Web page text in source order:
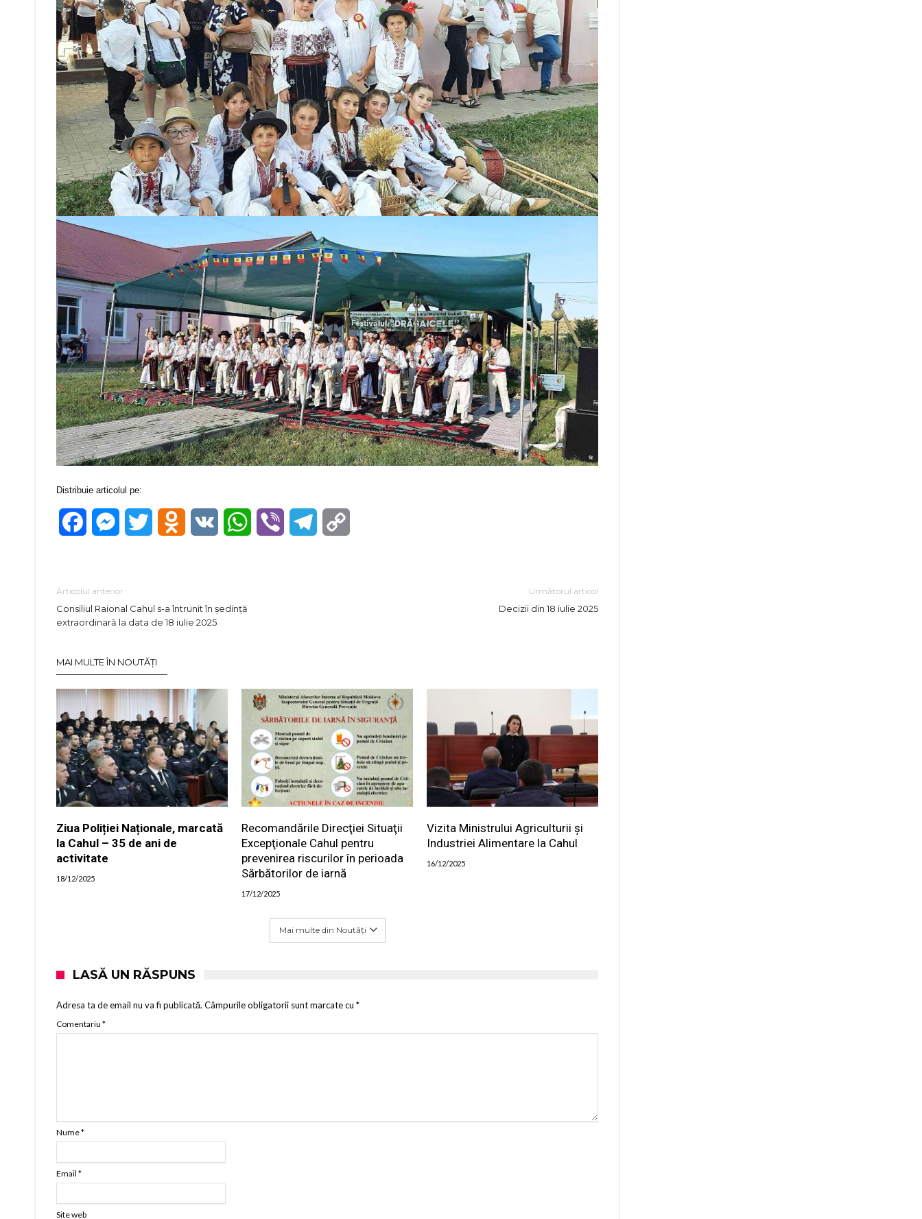
Distribuie articolul pe:
FacebookMessenger
Twitter Odnoklassniki
VK WhatsApp
Viber Telegram
Articolul anterior
Consiliul Raional Cahul s-a întrunit în ședință
extraordinară la data de 18 iulie 2025
Următorul articol
Decizii din 18 iulie 2025
MAI MULTE ÎN NOUTĂȚI
Ziua Poliției Naționale, marcată
la Cahul – 35 de ani de
activitate
18/12/2025
Recomandările Direcţiei Situaţii
Excepţionale Cahul pentru
prevenirea riscurilor în perioada
Sărbătorilor de iarnă
17/12/2025
Vizita Ministrului Agriculturii și
Industriei Alimentare la Cahul
16/12/2025
Mai multe din Noutăți
LASĂ UN RĂSPUNS
Adresa ta de email nu va fi publicată. Câmpurile obligatorii sunt marcate cu *
Comentariu *
Nume*
Email *
Site web